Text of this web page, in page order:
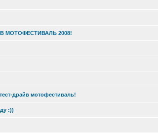
МОТОФЕСТИВАЛЬ 2008!
драйв мотофестиваль!
:))